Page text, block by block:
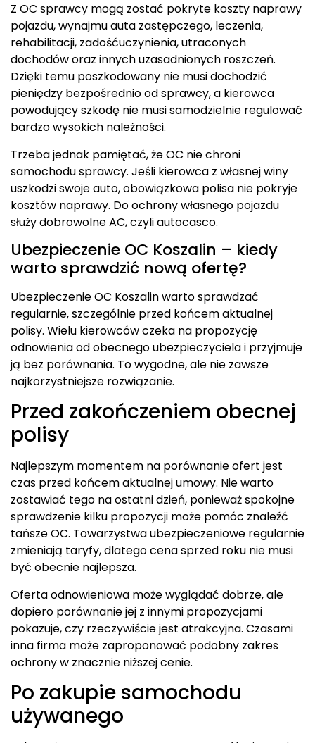
Z OC sprawcy mogą zostać pokryte koszty naprawy
pojazdu, wynajmu auta zastępczego, leczenia,
rehabilitacji, zadośćuczynienia, utraconych
dochodów oraz innych uzasadnionych roszczeń.
Dzięki temu poszkodowany nie musi dochodzić
pieniędzy bezpośrednio od sprawcy, a kierowca
powodujący szkodę nie musi samodzielnie regulować
bardzo wysokich należności.
Trzeba jednak pamiętać, że OC nie chroni
samochodu sprawcy. Jeśli kierowca z własnej winy
uszkodzi swoje auto, obowiązkowa polisa nie pokryje
kosztów naprawy. Do ochrony własnego pojazdu
służy dobrowolne AC, czyli autocasco.
Ubezpieczenie OC Koszalin – kiedy
warto sprawdzić nową ofertę?
Ubezpieczenie OC Koszalin warto sprawdzać
regularnie, szczególnie przed końcem aktualnej
polisy. Wielu kierowców czeka na propozycję
odnowienia od obecnego ubezpieczyciela i przyjmuje
ją bez porównania. To wygodne, ale nie zawsze
najkorzystniejsze rozwiązanie.
Przed zakończeniem obecnej
polisy
Najlepszym momentem na porównanie ofert jest
czas przed końcem aktualnej umowy. Nie warto
zostawiać tego na ostatni dzień, ponieważ spokojne
sprawdzenie kilku propozycji może pomóc znaleźć
tańsze OC. Towarzystwa ubezpieczeniowe regularnie
zmieniają taryfy, dlatego cena sprzed roku nie musi
być obecnie najlepsza.
Oferta odnowieniowa może wyglądać dobrze, ale
dopiero porównanie jej z innymi propozycjami
pokazuje, czy rzeczywiście jest atrakcyjna. Czasami
inna firma może zaproponować podobny zakres
ochrony w znacznie niższej cenie.
Po zakupie samochodu
używanego